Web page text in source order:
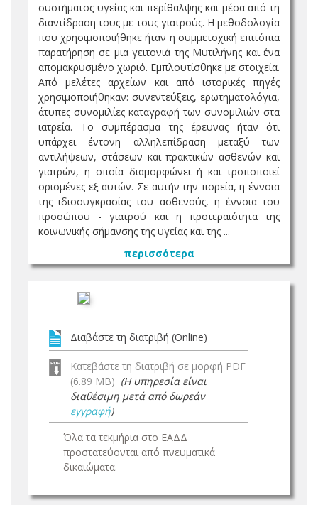
συστήματος υγείας και περίθαλψης και μέσα από τη
διαντίδραση τους με τους γιατρούς. Η μεθοδολογία
που χρησιμοποιήθηκε ήταν η συμμετοχική επιτόπια
παρατήρηση σε μια γειτονιά της Μυτιλήνης και ένα
απομακρυσμένο χωριό. Εμπλουτίσθηκε με στοιχεία.
Από μελέτες αρχείων και από ιστορικές πηγές
χρησιμοποιήθηκαν: συνεντεύξεις, ερωτηματολόγια,
άτυπες συνομιλίες καταγραφή των συνομιλιών στα
ιατρεία. Το συμπέρασμα της έρευνας ήταν ότι
υπάρχει έντονη αλληλεπίδραση μεταξύ των
αντιλήψεων, στάσεων και πρακτικών ασθενών και
γιατρών, η οποία διαμορφώνει ή και τροποποιεί
ορισμένες εξ αυτών. Σε αυτήν την πορεία, η έννοια
της ιδιοσυγκρασίας του ασθενούς, η έννοια του
προσώπου - γιατρού και η προτεραιότητα της
κοινωνικής σήμανσης της υγείας και της ...
περισσότερα
Διαβάστε τη διατριβή (Online)
Κατεβάστε τη διατριβή σε μορφή PDF
(6.89 MB) (Η υπηρεσία είναι
διαθέσιμη μετά από δωρεάν
εγγραφή)
Όλα τα τεκμήρια στο ΕΑΔΔ
προστατεύονται από πνευματικά
δικαιώματα.